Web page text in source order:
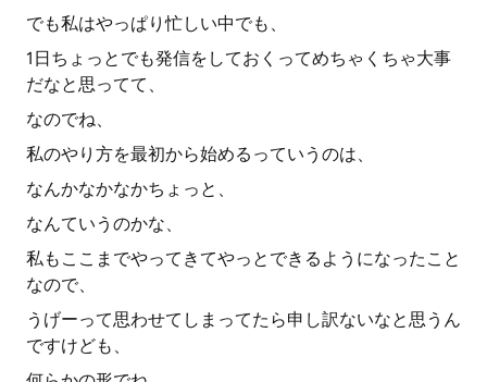
でも私はやっぱり忙しい中でも、
1日ちょっとでも発信をしておくってめちゃくちゃ大事
だなと思ってて、
なのでね、
私のやり方を最初から始めるっていうのは、
なんかなかなかちょっと、
なんていうのかな、
私もここまでやってきてやっとできるようになったこと
なので、
うげーって思わせてしまってたら申し訳ないなと思うん
ですけども、